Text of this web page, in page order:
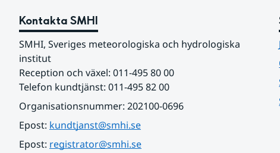
Kontakta SMHI
SMHI, Sveriges meteorologiska och hydrologiska
institut
Reception och växel: 011-495 80 00
Telefon kundtjänst: 011-495 82 00
Organisationsnummer: 202100-0696
Epost: kundtjanst@smhi.se
Epost: registrator@smhi.se